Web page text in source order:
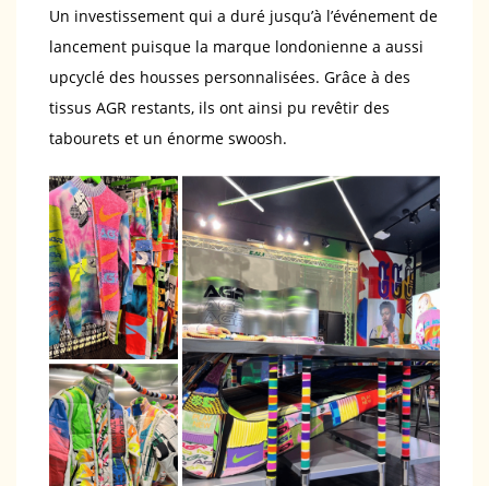
Un investissement qui a duré jusqu’à l’événement de
lancement puisque la marque londonienne a aussi
upcyclé des housses personnalisées. Grâce à des
tissus AGR restants, ils ont ainsi pu revêtir des
tabourets et un énorme swoosh.